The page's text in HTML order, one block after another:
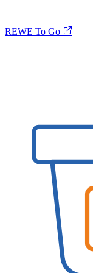
REWE To Go